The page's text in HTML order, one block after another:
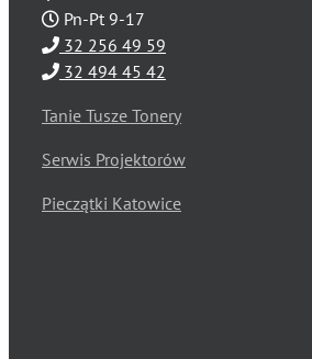
Pn-Pt 9-17
32 256 49 59
32 494 45 42
Tanie Tusze Tonery
Serwis Projektorów
Pieczątki Katowice